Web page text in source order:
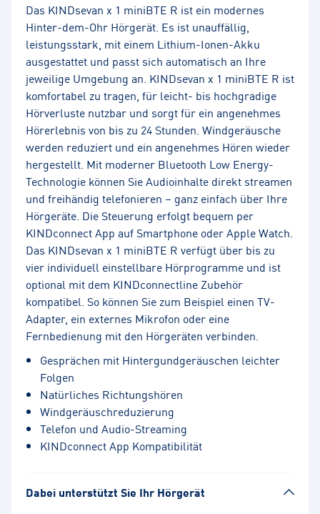
Das KINDsevan x 1 miniBTE R ist ein modernes
Hinter-dem-Ohr Hörgerät. Es ist unauffällig,
leistungsstark, mit einem Lithium-Ionen-Akku
ausgestattet und passt sich automatisch an Ihre
jeweilige Umgebung an. KINDsevan x 1 miniBTE R ist
komfortabel zu tragen, für leicht- bis hochgradige
Hörverluste nutzbar und sorgt für ein angenehmes
Hörerlebnis von bis zu 24 Stunden. Windgeräusche
werden reduziert und ein angenehmes Hören wieder
hergestellt. Mit moderner Bluetooth Low Energy-
Technologie können Sie Audioinhalte direkt streamen
und freihändig telefonieren – ganz einfach über Ihre
Hörgeräte. Die Steuerung erfolgt bequem per
KINDconnect App auf Smartphone oder Apple Watch.
Das KINDsevan x 1 miniBTE R verfügt über bis zu
vier individuell einstellbare Hörprogramme und ist
optional mit dem KINDconnectline Zubehör
kompatibel. So können Sie zum Beispiel einen TV-
Adapter, ein externes Mikrofon oder eine
Fernbedienung mit den Hörgeräten verbinden.
Gesprächen mit Hintergundgeräuschen leichter
Folgen
Natürliches Richtungshören
Windgeräuschreduzierung
Telefon und Audio-Streaming
KINDconnect App Kompatibilität
Dabei unterstützt Sie Ihr Hörgerät